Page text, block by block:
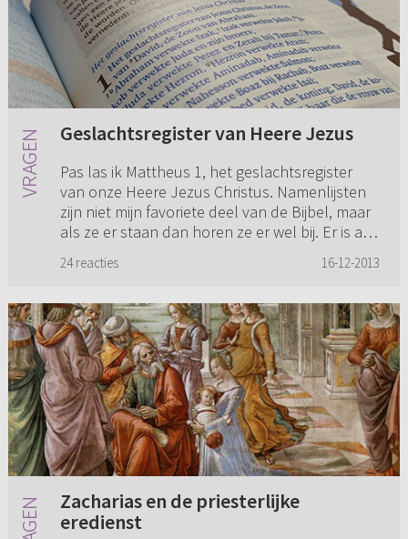
Geslachtsregister van Heere Jezus
Pas las ik Mattheus 1, het geslachtsregister
van onze Heere Jezus Christus. Namenlijsten
zijn niet mijn favoriete deel van de Bijbel, maar
als ze er staan dan horen ze er wel bij. Er is al
24 reacties 16-12-2013
Zacharias en de priesterlijke
eredienst